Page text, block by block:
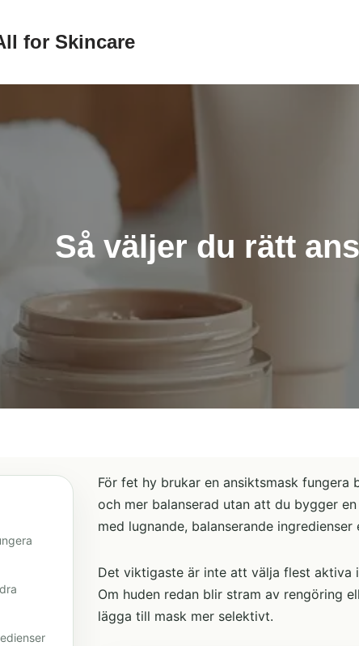
for Skincare
Så väljer du rätt
För fet hy brukar en ansiktsmask fungera
och mer balanserad utan att du bygger
med lugnande, balanserande
Det viktigaste är inte att välja flest aktiva
Om huden redan blir stram av rengöring
lägga till mask mer selektivt.